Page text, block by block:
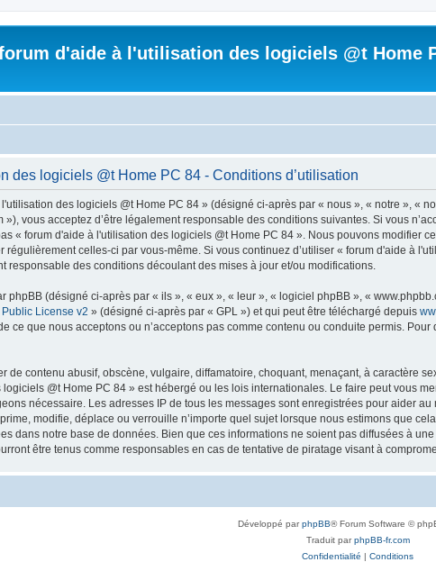
d'aide à l'utilisation des logiciels @t Home
des logiciels @t Home PC 84 - Conditions d’utilisation
des logiciels @t Home PC 84 » (désigné ci-après par « nous », « notre », «
»), vous acceptez d’être légalement responsable des conditions suivantes. Si vous
« forum d'aide à l'utilisation des logiciels @t Home PC 84 ». Nous pouvons modifier
régulièrement celles-ci par vous-même. Si vous continuez d’utiliser « forum d'aide à
responsable des conditions découlant des mises à jour et/ou modifications.
phpBB (désigné ci-après par « ils », « eux », « leur », « logiciel phpBB », «
License v2 » (désigné ci-après par « GPL ») et qui peut être téléchargé depuis
ce que nous acceptons ou n’acceptons pas comme contenu ou conduite permis.
de contenu abusif, obscène, vulgaire, diffamatoire, choquant, menaçant, à caractère
@t Home PC 84 » est hébergé ou les lois internationales. Le faire peut vous
nécessaire. Les adresses IP de tous les messages sont enregistrées pour aider
modifie, déplace ou verrouille n’importe quel sujet lorsque nous estimons que
dans notre base de données. Bien que ces informations ne soient pas diffusées à
être tenus comme responsables en cas de tentative de piratage visant à
Développé parphpBB® Forum Software ©
Traduit parphpBB-fr.com
Confidentialité | Conditions